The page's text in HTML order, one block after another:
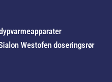
Westofen doseringsrør